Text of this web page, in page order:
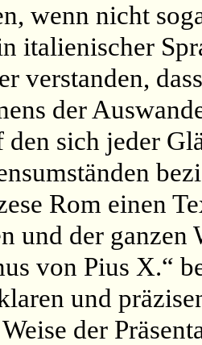
wenn nicht
italienischer
verstanden,
der
den sich jeder
Rom einen
und der ganzen
von Pius X.“
und
der